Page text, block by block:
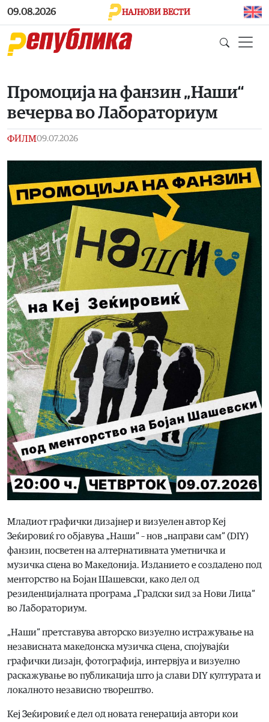
Skip to main content
09.08.2026 НАЈНОВИ ВЕСТИ
Промоција на фанзин „Наши“
вечерва во Лабораториум
ФИЛМ09.07.2026
Младиот графички дизајнер и визуелен автор Кеј
Зеќировиќ го објавува „Наши“ – нов „направи сам“ (DIY)
фанзин, посветен на алтернативната уметничка и
музичка сцена во Македонија. Изданието е создадено под
менторство на Бојан Шашевски, како дел од
резиденцијалната програма „Градски ѕид за Нови Лица“
во Лабораториум.
„Наши“ претставува авторско визуелно истражување на
независната македонска музичка сцена, спојувајќи
графички дизајн, фотографија, интервјуа и визуелно
раскажување во публикација што ја слави DIY културата и
локалното независно творештво.
Кеј Зеќировиќ е дел од новата генерација автори кои